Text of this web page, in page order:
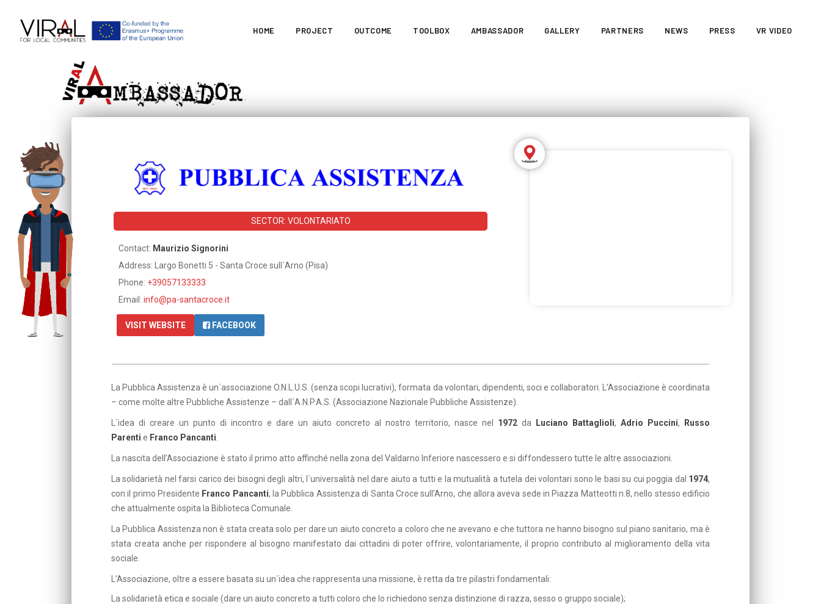
HOME PROJECT OUTCOME TOOLBOX AMBASSADOR GALLERY PARTNERS NEWS PRESS VR VIDEO
SECTOR: VOLONTARIATO
Contact: Maurizio Signorini
Address: Largo Bonetti 5 - Santa Croce sull´Arno (Pisa)
Phone: +39057133333
Email: info@pa-santacroce.it
VISIT WEBSITE FACEBOOK
La Pubblica Assistenza è un´associazione O.N.L.U.S. (senza scopi lucrativi), formata da volontari, dipendenti, soci e collaboratori. L’Associazione è coordinata
– come molte altre Pubbliche Assistenze – dall´A.N.P.A.S. (Associazione Nazionale Pubbliche Assistenze).
L´idea di creare un punto di incontro e dare un aiuto concreto al nostro territorio, nasce nel 1972 da Luciano Battaglioli, Adrio Puccini,
Russo
Parenti e Franco Pancanti
La nascita dell’Associazione è stato il primo atto affinché nella zona del Valdarno Inferiore nascessero e si diffondessero tutte le altre associazioni.
La solidarietà nel farsi carico dei bisogni degli altri, l´universalità nel dare aiuto a tutti e la mutualità a tutela dei volontari sono le basi su cui poggia dal 1974,
con il primo Presidente Franco Pancanti, la Pubblica Assistenza di Santa Croce sull’Arno, che allora aveva sede in Piazza Matteotti n.8, nello stesso edificio
che attualmente ospita la Biblioteca Comunale.
La Pubblica Assistenza non è stata creata solo per dare un aiuto concreto a coloro che ne avevano e che tuttora ne hanno bisogno sul piano sanitario, ma è
stata creata anche per rispondere al bisogno manifestato dai cittadini di poter offrire, volontariamente, il proprio contributo al miglioramento della vita
sociale.
L’Associazione, oltre a essere basata su un´idea che rappresenta una missione, è retta da tre pilastri fondamentali:
La solidarietà etica e sociale (dare un aiuto concreto a tutti coloro che lo richiedono senza distinzione di razza, sesso o gruppo sociale);